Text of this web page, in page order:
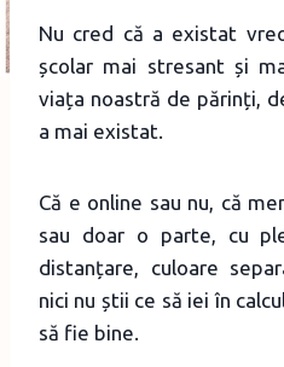
Nu cred că a existat
școlar mai stresant și
viața noastră de părinți,
a mai existat.
Că e online sau nu, că
sau doar o parte, cu
distanțare, culoare
nici nu știi ce să iei în
să fie bine.